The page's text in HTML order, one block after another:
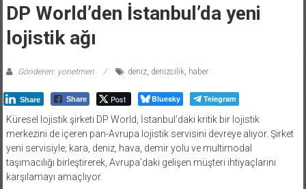
DP World’den İstanbul’da yeni
lojistik ağı
Gönderen: yonetmen deniz, denizcilik, haber
Share Share Post Bluesky Telegram
Küresel lojistik şirketi DP World, İstanbul’daki kritik bir lojistik
merkezini de içeren pan-Avrupa lojistik servisini devreye alıyor. Şirket
yeni servisiyle; kara, deniz, hava, demir yolu ve multimodal
taşımacılığı birleştirerek, Avrupa’daki gelişen müşteri ihtiyaçlarını
karşılamayı amaçlıyor.